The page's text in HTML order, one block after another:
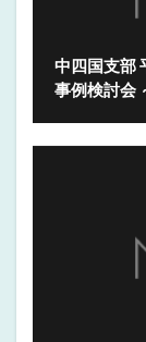
中四国支部
事例検討会